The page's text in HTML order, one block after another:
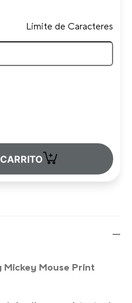
Limite de Caracteres
+
Mickey Mouse Print